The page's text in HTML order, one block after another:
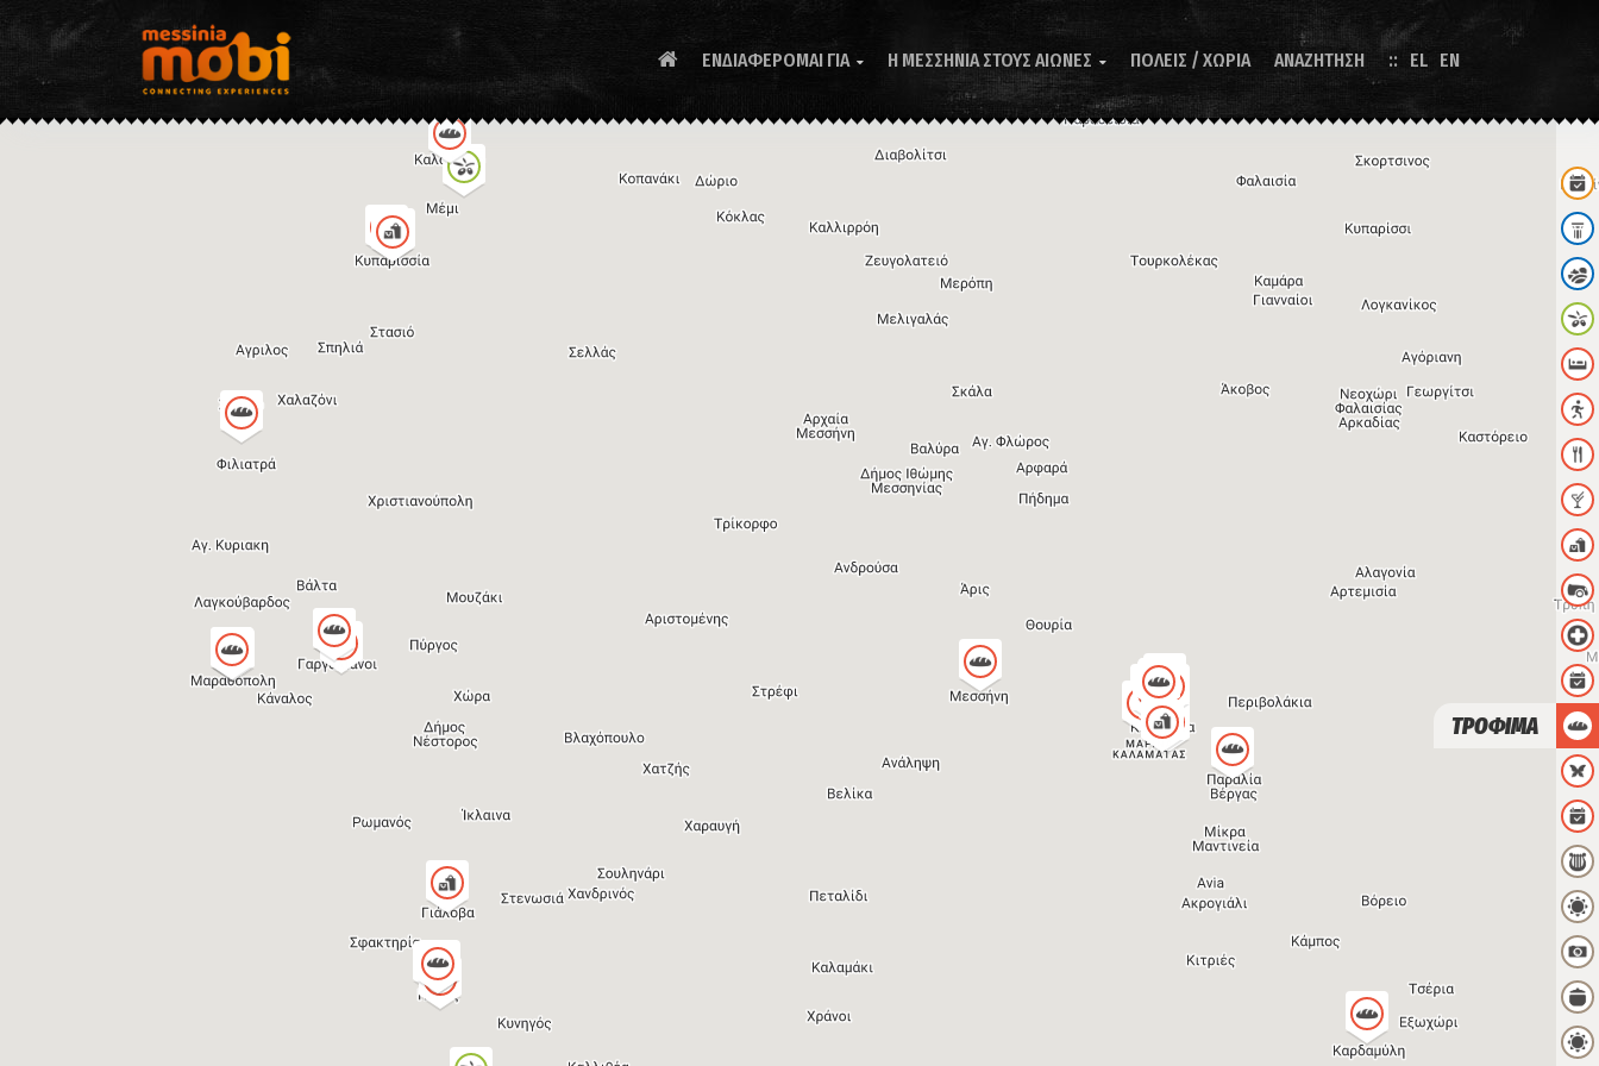
ΕΝΔΙΑΦΕΡΟΜΑΙ ΓΙΑ  Η ΜΕΣΣΗΝΙΑ ΣΤΟΥΣ ΑΙΩΝΕΣ  ΠΟΛΕΙΣ / ΧΩΡΙΑ ΑΝΑΖΗΤΗΣΗ EL EN
ΤΡΟΦΙΜΑ